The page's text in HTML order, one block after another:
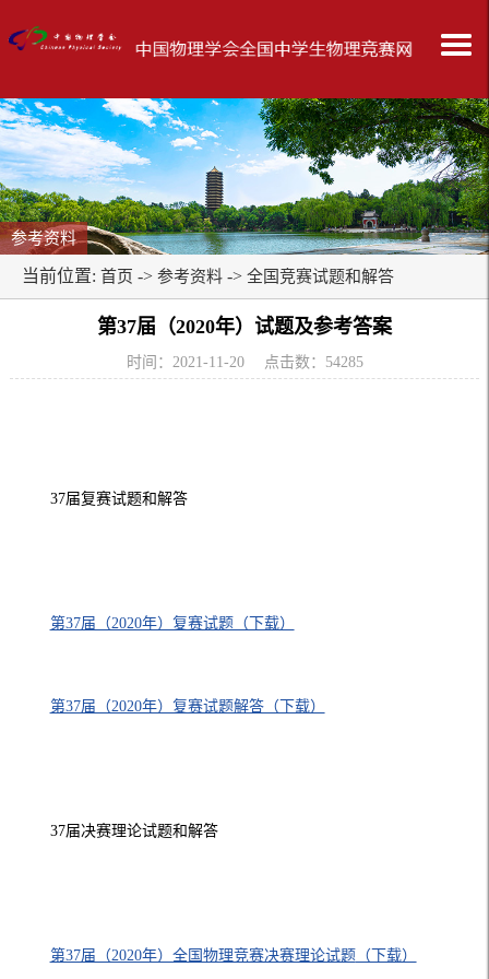
参考资料
当前位置: 首页 -> 参考资料 -> 全国竞赛试题和解答
第37届（2020年）试题及参考答案
时间：2021-11-20 点击数： 54285
37届复赛试题和解答
第37届（2020年）复赛试题（下载）
第37届（2020年）复赛试题解答（下载）
37届决赛理论试题和解答
第37届（2020年）全国物理竞赛决赛理论试题（下载）